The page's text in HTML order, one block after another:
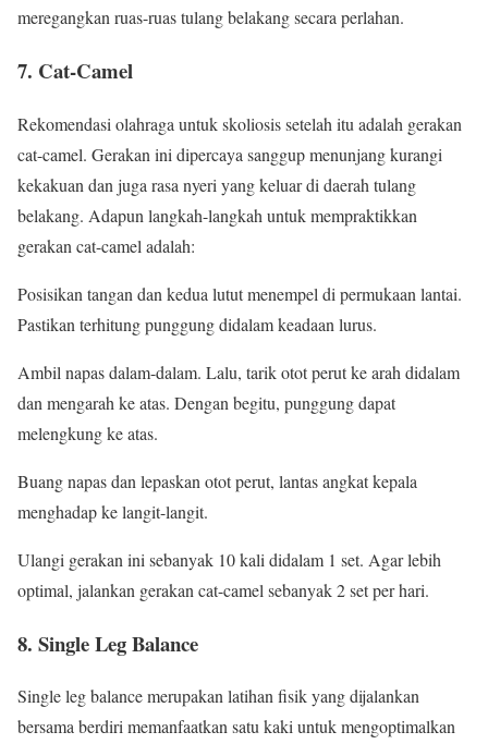
meregangkan ruas-ruas tulang belakang secara perlahan.
7. Cat-Camel
Rekomendasi olahraga untuk skoliosis setelah itu adalah gerakan
cat-camel. Gerakan ini dipercaya sanggup menunjang kurangi
kekakuan dan juga rasa nyeri yang keluar di daerah tulang
belakang. Adapun langkah-langkah untuk mempraktikkan
gerakan cat-camel adalah:
Posisikan tangan dan kedua lutut menempel di permukaan lantai.
Pastikan terhitung punggung didalam keadaan lurus.
Ambil napas dalam-dalam. Lalu, tarik otot perut ke arah didalam
dan mengarah ke atas. Dengan begitu, punggung dapat
melengkung ke atas.
Buang napas dan lepaskan otot perut, lantas angkat kepala
menghadap ke langit-langit.
Ulangi gerakan ini sebanyak 10 kali didalam 1 set. Agar lebih
optimal, jalankan gerakan cat-camel sebanyak 2 set per hari.
8. Single Leg Balance
Single leg balance merupakan latihan fisik yang dijalankan
bersama berdiri memanfaatkan satu kaki untuk mengoptimalkan